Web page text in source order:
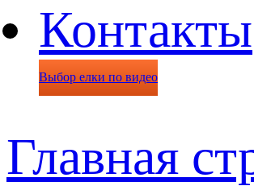
Контакты
Выбор елки по видео
Главная